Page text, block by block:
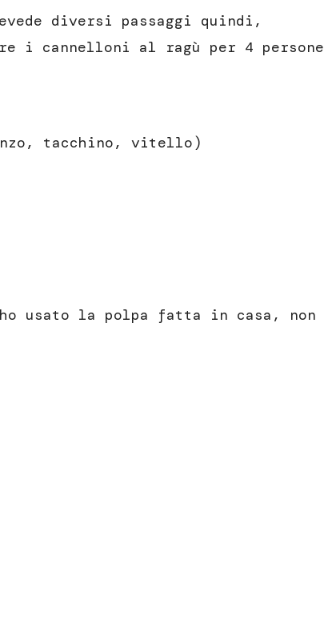
diversi passaggi quindi,
i cannelloni al ragù per 4 persone
tacchino, vitello)
usato la polpa fatta in casa, non